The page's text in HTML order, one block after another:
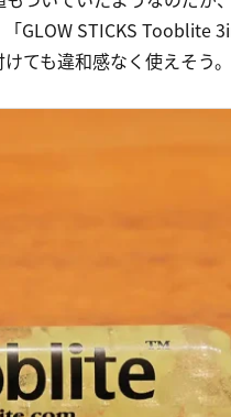
GLOW STICKS Tooblite
ても違和感なく使えそう。